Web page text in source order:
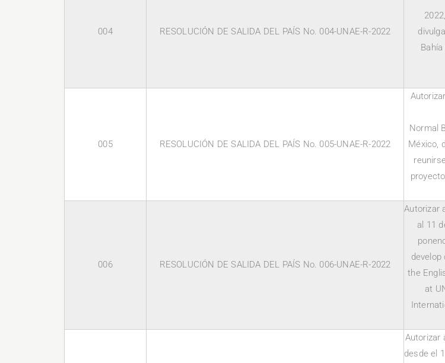
004 RESOLUCIÓN DE SALIDA DEL PAÍS No. 004-UNAE-R-2022
005 RESOLUCIÓN DE SALIDA DEL PAÍS No. 005-UNAE-R-2022
Normal
México,
006 RESOLUCIÓN DE SALIDA DEL PAÍS No. 006-UNAE-R-2022
Autorizar
al 11
the
at
Autorizar
desde el